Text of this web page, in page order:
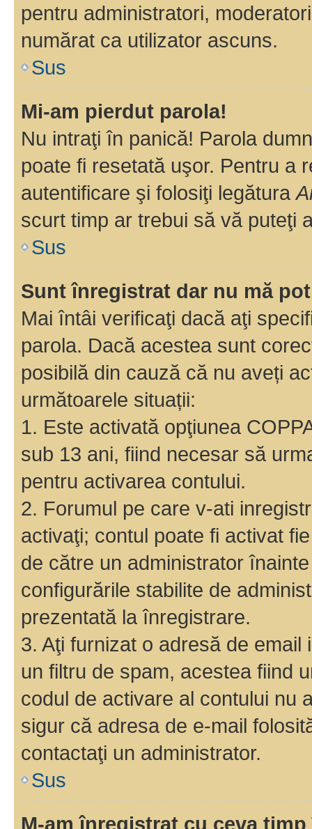
pentru administratori,
numărat ca utilizator ascuns.
Sus
Mi-am pierdut parola!
Nu intraţi în panică! Parola
poate fi resetată uşor. Pentru a
autentificare şi folosiţi legătura
scurt timp ar trebui să vă puteţi
Sus
Sunt înregistrat dar nu mă
Mai întâi verificaţi dacă aţi
parola. Dacă acestea sunt
posibilă din cauză că nu aveți
următoarele situații:
1. Este activată opţiunea
sub 13 ani, fiind necesar să
pentru activarea contului.
2. Forumul pe care v-ati
activaţi; contul poate fi activat
de către un administrator
configurările stabilite de
prezentată la înregistrare.
3. Aţi furnizat o adresă de
un filtru de spam, acestea fiind
codul de activare al contului nu
sigur că adresa de e-mail
contactaţi un administrator.
Sus
M-am înregistrat cu ceva